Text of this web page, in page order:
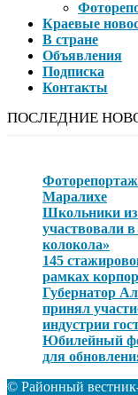
Краевые
В стране
Объявления
Подписка
Контакты
ПОСЛЕДНИЕ
Фоторепортаж
Маралихе
Школьники из
участвовали
колокола»
145
рамках
Губернатор
принял
индустрии
Юбилейный
для
© Районный вестник-